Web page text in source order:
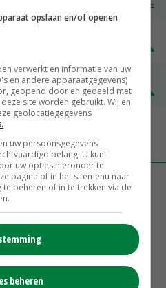
€ 345,00 € 20,00
over onttrekkingsverbod,
van ‘ondernemersrisico’
van Krullvarkens komt van de
opslaan en/of openen
verwerkt en informatie van uw
en andere apparaatgegevens)
geopend door en gedeeld met
site worden gebruikt. Wij en
geolocatiegegevens
uw persoonsgegevens
belang. U kunt
uw opties hieronder te
pagina of in het sitemenu naar
beheren of in te trekken via de
beheren